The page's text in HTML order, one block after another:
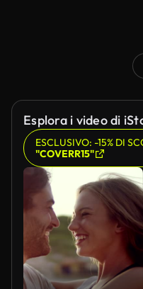
Esplora i video di
ESCLUSIVO: -15% DI
"COVERR15"